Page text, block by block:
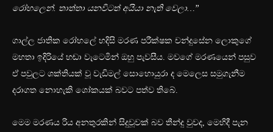
රෝහලෙන්. තාත්තා යනවිටත් අයියා නැති වෙලා…”
ගාල්ල ජාතික රෝහලේ හදිසි මරණ පරීක්ෂක චන්දුසේන ලොකුගේ
මහතා ඉදිරියේ හඬා වැටෙමින් ඔහු පැවසීය. මවගේ මරණයෙන් පසුව
ඒ පවුලට ශක්තියක් වූ වැඩිමල් සොහොයුරා ද මෙලෙස සමුගැනීම
දරාගත නොහැකි ශෝකයක් බවට පත්ව තිබේ.
මෙම මරණය රිය අනතුරකින් සිදුවූවක් බව තීන්දු වුවද, මෙහිදී පැන